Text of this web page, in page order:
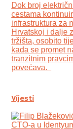
Dok broj
cestama
infrastruktura za
Hrvatskoj i dalje
tržišta, osobito
kada se promet
tranzitnim
povećava.
Vijesti